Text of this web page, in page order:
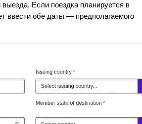
Если поездка планируется в
ввести обе даты — предполагаемого